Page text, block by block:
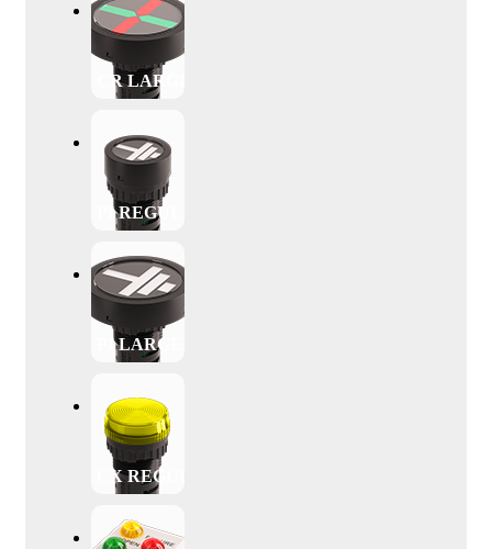
CR LARGE
PI REGULAR
PI LARGE
CX REGULAR